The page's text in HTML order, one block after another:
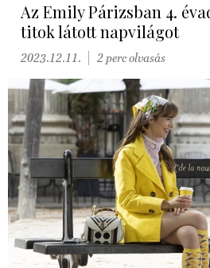
Az Emily Párizsban 4.
titok látott napvilágot
2023.12.11. 2 perc olvasás